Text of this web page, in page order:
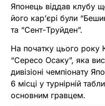
Японець віддав клубу
його кар’єрі були
та “Сент-Труйден”.
На початку цього року
“Сересо Осаку”, яка
дивізіоні чемпіонату
6 місці у турнірній
основним гравцем.